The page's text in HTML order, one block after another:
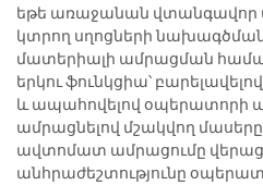
եթե առաջանան վտանգավոր
կտրող սղոցների
մատերիալի ամրացման
երկու ֆունկցիա՝
և ապահովելով օպերատորի
ամրացնելով մշակվող
ավտոմատ ամրացումը
անհրաժեշտությունը